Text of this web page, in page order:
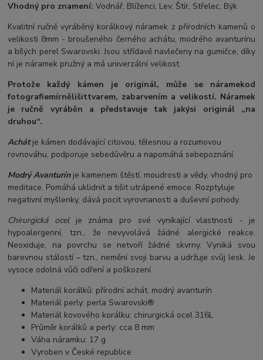
Vhodný pro znamení: Vodnář, Blíženci, Lev, Štír, Střelec, Býk
Kvalitní ručně vyráběný korálkový náramek z přírodních kamenů o
velikosti 8mm - broušeného černého achátu, modrého avanturínu
a bílých perel Swarovski. Jsou střídavě navlečeny na gumičce, díky
ní je náramek pružný a má univerzální velikost.
Protože každý kámen je originál, může se náramekod
fotografiemírnělišittvarem, zabarvením a velikostí. Náramek
je ručně vyráběn a představuje tak jakýsi originál „na
druhou“.
Achátje kámen dodávající citovou, tělesnou a rozumovou
rovnováhu, podporuje sebedůvěru a napomáhá sebepoznání.
Modrý Avanturínje kamenem štěstí, moudrosti a vědy, vhodný pro
meditace. Pomáhá uklidnit a tišit utrápené emoce. Rozptyluje
negativní myšlenky, dává pocit vyrovnanosti a duševní pohody.
Chirurgická ocelje známa pro své vynikající vlastnosti - je
hypoalergenní, tzn., že nevyvolává žádné alergické reakce.
Neoxiduje, na povrchu se netvoří žádné skvrny. Vyniká svou
barevnou stálostí – tzn., nemění svoji barvu a udržuje svůj lesk. Je
vysoce odolná vůči odření a poškození.
Materiál korálků: přírodní achát, modrý avanturín
Materiál perly: perla Swarovski®
Materiál kovového korálku: chirurgická ocel 316L
Průměr korálků a perly: cca 8 mm
Váha náramku: 17 g
Vyroben v České republice